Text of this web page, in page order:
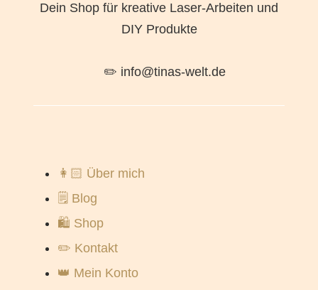
Dein Shop für kreative Laser-Arbeiten und
DIY Produkte
✏️ info@tinas-welt.de
👩🏻 Über mich
🗒️ Blog
🛍️ Shop
✏️ Kontakt
👑 Mein Konto